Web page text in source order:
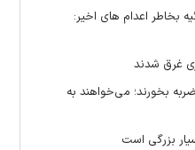
بخاطر اعدام های اخیر:
بخورند؛ می‌خواهند به
بزرگی است